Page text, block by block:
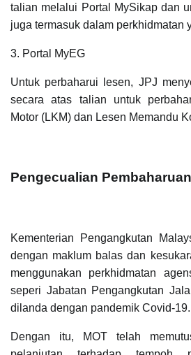
talian melalui Portal MySikap dan
juga termasuk dalam perkhidmatan
3. Portal MyEG
Untuk perbaharui lesen, JPJ
secara atas talian untuk
Motor (LKM) dan Lesen Memandu
Pengecualian
Kementerian Pengangkutan
dengan maklum balas dan
menggunakan perkhidmatan
seperi Jabatan Pengangkutan
dilanda dengan pandemik Covid-19.
Dengan itu, MOT telah